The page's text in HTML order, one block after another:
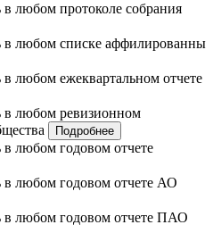
любом протоколе собрания
в любом списке аффилированны
любом ежеквартальном отчете
в любом ревизионном
Подробнее
любом годовом отчете
в любом годовом отчете АО
в любом годовом отчете ПАО